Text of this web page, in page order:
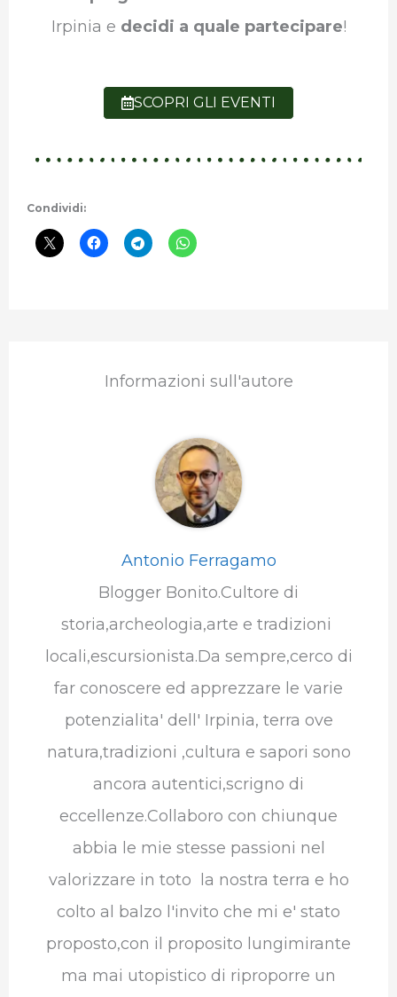
Irpinia e decidi a quale partecipare!
SCOPRI GLI EVENTI
Condividi:
Informazioni sull'autore
Antonio Ferragamo
Blogger Bonito.Cultore di
storia,archeologia,arte e tradizioni
locali,escursionista.Da sempre,cerco di
far conoscere ed apprezzare le varie
potenzialita' dell' Irpinia, terra ove
natura,tradizioni ,cultura e sapori sono
ancora autentici,scrigno di
eccellenze.Collaboro con chiunque
abbia le mie stesse passioni nel
valorizzare in toto la nostra terra e ho
colto al balzo l'invito che mi e' stato
proposto,con il proposito lungimirante
ma mai utopistico di riproporre un